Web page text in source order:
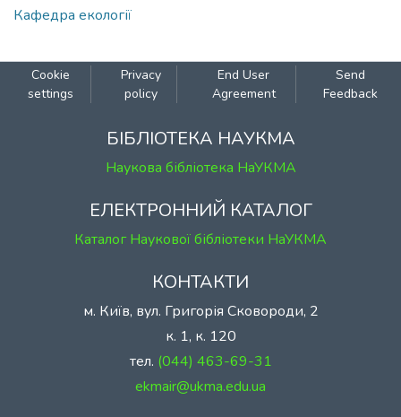
Кафедра екології
Cookie
settings
Privacy
policy
End User
Agreement
Send
Feedback
БІБЛІОТЕКА НАУКМА
Наукова бібліотека НаУКМА
ЕЛЕКТРОННИЙ КАТАЛОГ
Каталог Наукової бібліотеки НаУКМА
КОНТАКТИ
м. Київ, вул. Григорія Сковороди, 2
к. 1, к. 120
тел. (044) 463-69-31
ekmair@ukma.edu.ua